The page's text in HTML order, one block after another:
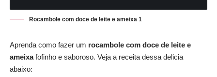
Rocambole com doce de leite e ameixa 1
Aprenda como fazer um rocambole com doce de leite e
ameixafofinho e saboroso. Veja a receita dessa delicia
abaixo: